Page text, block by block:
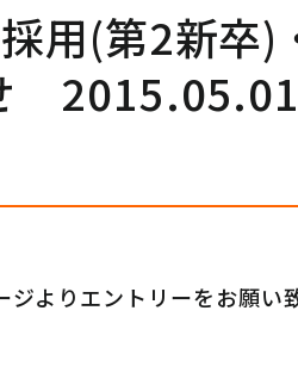
用(第2新卒)
2015.05.01
よりエントリーをお願い